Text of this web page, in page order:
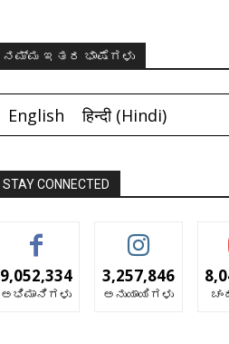
ನಮ್ಮ ಇತರ ಭಾಷೆಗಳು
English हिन्दी(Hindi)
STAY CONNECTED
9,052,334
ಅಭಿಮಾನಿಗಳು
3,257,846
ಅನುಯಾಯಿಗಳು